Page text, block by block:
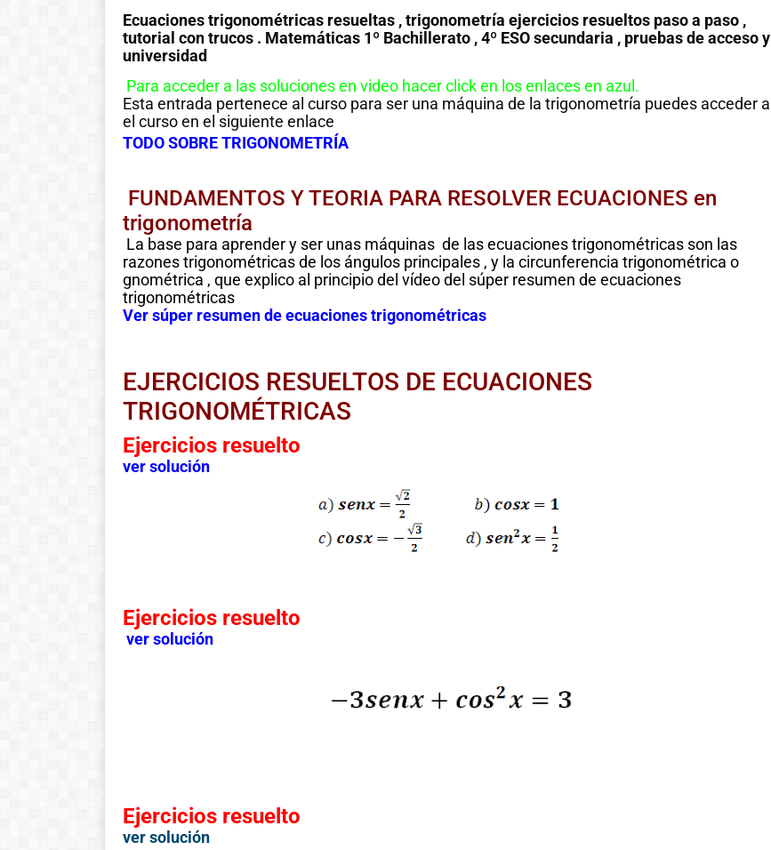
Ecuaciones trigonométricas resueltas , trigonometría ejercicios resueltos paso a paso ,
tutorial con trucos . Matemáticas 1º Bachillerato , 4º ESO secundaria , pruebas de acceso y
universidad
Para acceder a las soluciones en video hacer click en los enlaces en azul.
Esta entrada pertenece al curso para ser una máquina de la trigonometría puedes acceder a
el curso en el siguiente enlace
TODO SOBRE TRIGONOMETRÍA
FUNDAMENTOS Y TEORIA PARA RESOLVER ECUACIONES en
trigonometría
La base para aprender y ser unas máquinas de las ecuaciones trigonométricas son las
razones trigonométricas de los ángulos principales , y la circunferencia trigonométrica o
gnométrica , que explico al principio del vídeo del súper resumen de ecuaciones
trigonométricas
Ver súper resumen de ecuaciones trigonométricas
EJERCICIOS RESUELTOS DE ECUACIONES
TRIGONOMÉTRICAS
Ejercicios resuelto
ver solución
Ejercicios resuelto
ver solución
Ejercicios resuelto
ver solución